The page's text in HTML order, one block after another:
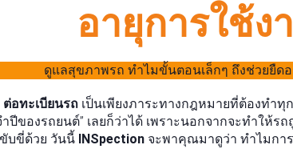
อายุการใช้ง
ต่อทะเบียนรถเป็นเพียงภาระทางกฎหมายที่ต้องทำทุ
ปีของรถยนต์” เลยก็ว่าได้ เพราะนอกจากจะทำให้ร
บขี่ด้วย วันนี้ INSpectionจะพาคุณมาดูว่า ทำไมกา